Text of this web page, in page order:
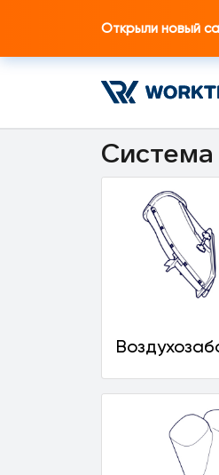
Открыли новый
Главная
Система